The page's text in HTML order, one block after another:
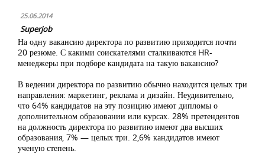
25.06.2014
Superjob
На одну вакансию директора по развитию приходится почти
20 резюме. С какими соискателями сталкиваются HR-
менеджеры при подборе кандидата на такую вакансию?
В ведении директора по развитию обычно находится целых три
направления: маркетинг, реклама и дизайн. Неудивительно,
что 64% кандидатов на эту позицию имеют дипломы о
дополнительном образовании или курсах. 28% претендентов
на должность директора по развитию имеют два высших
образования, 7% — целых три. 2,6% кандидатов имеют
ученую степень.